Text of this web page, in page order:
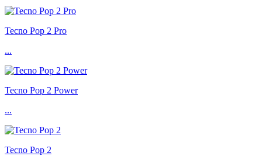
Tecno Pop 2 Pro
...
Tecno Pop 2 Power
...
Tecno Pop 2